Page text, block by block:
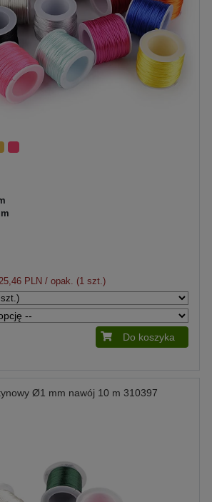
25,46 PLN / opak. (1 szt.)
Do koszyka
Ø1 mm nawój 10 m 310397